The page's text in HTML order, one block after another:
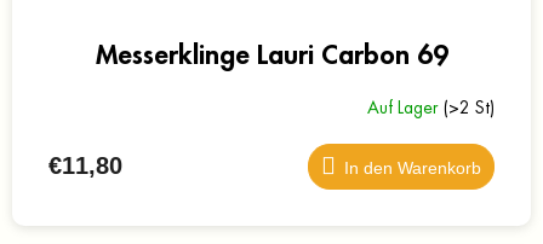
Messerklinge Lauri Carbon 69
Auf Lager (>2 St)
€11,80 In den Warenkorb